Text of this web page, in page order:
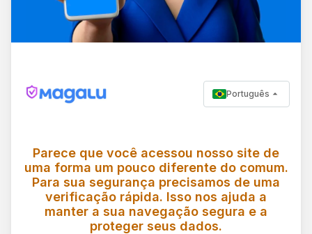
Português
Parece que você acessou nosso site de
uma forma um pouco diferente do comum.
Para sua segurança precisamos de uma
verificação rápida. Isso nos ajuda a
manter a sua navegação segura e a
proteger seus dados.